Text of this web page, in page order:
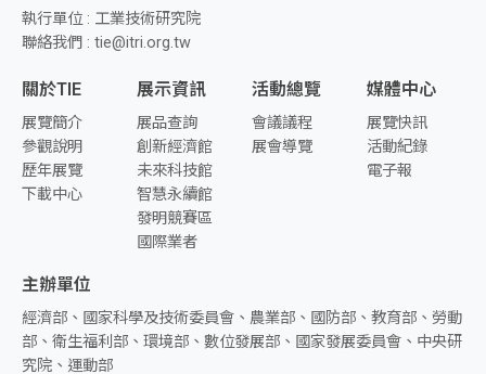
執行單位 : 工業技術研究院
聯絡我們 : tie@itri.org.tw
關於TIE
展覽簡介
參觀說明
歷年展覽
下載中心
展示資訊
展品查詢
創新經濟館
未來科技館
智慧永續館
發明競賽區
國際業者
活動總覽
會議議程
展會導覽
媒體中心
展覽快訊
活動紀錄
電子報
主辦單位
經濟部、國家科學及技術委員會、農業部、國防部、教育部、勞動
部、衛生福利部、環境部、數位發展部、國家發展委員會、中央研
究院、運動部